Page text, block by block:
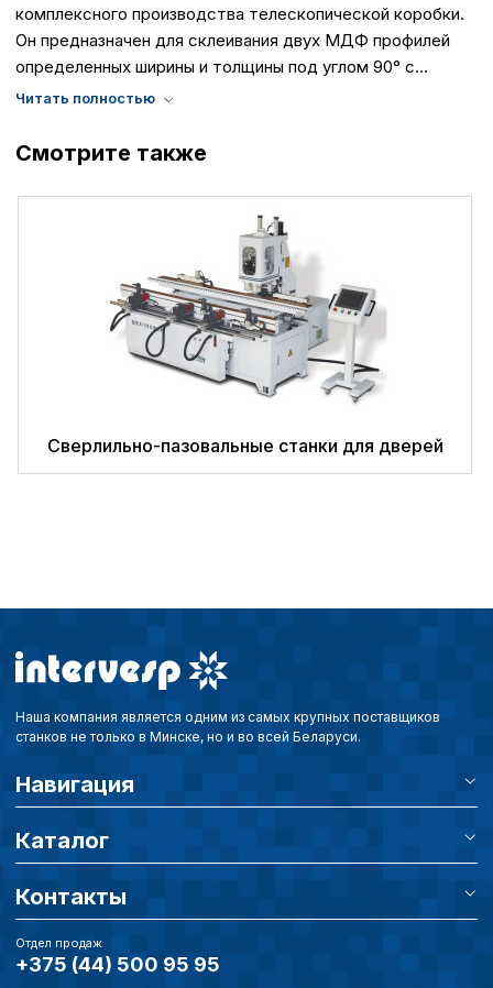
комплексного производства телескопической коробки.
Он предназначен для склеивания двух МДФ профилей
определенных ширины и толщины под углом 90° с
последующей обработкой полученного L (Г) - образного
операции для придания этому профилю окончательного
вида дверного наличника.
Смотрите также
Сверлильно-пазовальные станки для дверей
Наша компания является одним из самых крупных поставщиков
станков не только в Минске, но и во всей Беларуси.
Навигация
Каталог
Контакты
Отдел продаж
+375 (44) 500 95 95
Настройте параметры
файлов cookie
Вы можете настроить
каждого типа файлов
типа «технические
без которых
функционирование
Ваш выбор настроек на
этого периода Сайт
настроек файлов cookie
обработки
Технические
Аналитические
Внимание: